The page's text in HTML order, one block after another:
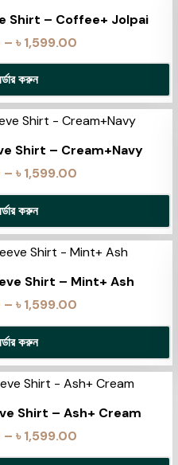
Shirt – Coffee+ Jolpai
– ৳1,599.00
করুন
Shirt – Cream+Navy
– ৳1,599.00
করুন
Shirt – Mint+ Ash
– ৳1,599.00
করুন
Shirt – Ash+ Cream
– ৳1,599.00